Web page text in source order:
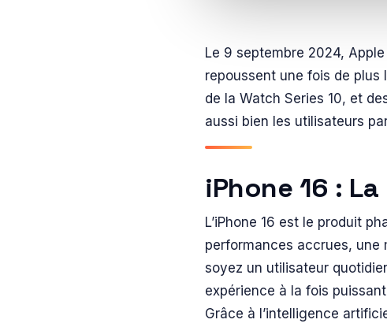
Le 9 septembre 2024,
repoussent une fois de plus
de la Watch Series 10, et
aussi bien les utilisateurs
iPhone 16 :
L’iPhone 16 est le produit
performances accrues, une
soyez un utilisateur
expérience à la fois
Grâce à l’intelligence